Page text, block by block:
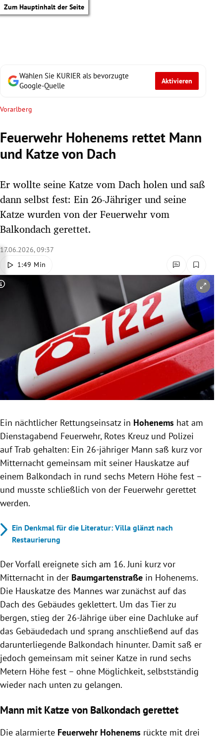
Zum Hauptinhalt der Seite
Untermenü
Untermenü
Untermenü
Untermenü
Untermenü
Untermenü
Untermenü
Untermenü
Wählen Sie KURIER als bevorzugte
Google-Quelle
Aktivieren
Vorarlberg
Feuerwehr Hohenems rettet Mann
und Katze von Dach
Er wollte seine Katze vom Dach holen und saß
dann selbst fest: Ein 26-Jähriger und seine
Katze wurden von der Feuerwehr vom
Balkondach gerettet.
17.06.2026, 09:37
1:49 Min
Copyright-Hinweis öffnen/schließen
Ein nächtlicher Rettungseinsatz in Hohenems hat am
Dienstagabend Feuerwehr, Rotes Kreuz und Polizei
auf Trab gehalten: Ein 26-jähriger Mann saß kurz vor
Mitternacht gemeinsam mit seiner Hauskatze auf
einem Balkondach in rund sechs Metern Höhe fest –
und musste schließlich von der Feuerwehr gerettet
werden.
Ein Denkmal für die Literatur: Villa glänzt nach
Restaurierung
Der Vorfall ereignete sich am 16. Juni kurz vor
Mitternacht in der Baumgartenstraße in Hohenems.
Die Hauskatze des Mannes war zunächst auf das
Dach des Gebäudes geklettert. Um das Tier zu
bergen, stieg der 26-Jährige über eine Dachluke auf
das Gebäudedach und sprang anschließend auf das
darunterliegende Balkondach hinunter. Damit saß er
jedoch gemeinsam mit seiner Katze in rund sechs
Metern Höhe fest – ohne Möglichkeit, selbstständig
wieder nach unten zu gelangen.
Mann mit Katze von Balkondach gerettet
Die alarmierte Feuerwehr Hohenems rückte mit drei